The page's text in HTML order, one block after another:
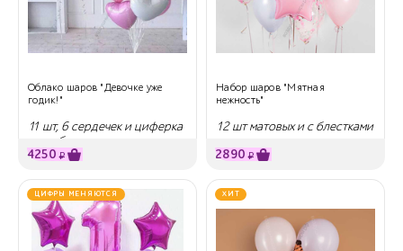
Облако шаров "Девочке уже
годик!"
11 шт, 6 сердечек и циферка
на выбор
4250 ₽
Набор шаров "Мятная
нежность"
12 шт матовых и с блестками
2890 ₽
ЦИФРЫ МЕНЯЮТСЯ ХИТ